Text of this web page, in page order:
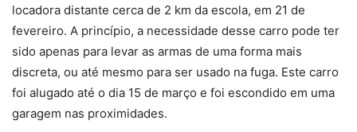
locadora distante cerca de 2 km da escola, em 21 de
fevereiro. A princípio, a necessidade desse carro pode ter
sido apenas para levar as armas de uma forma mais
discreta, ou até mesmo para ser usado na fuga. Este carro
foi alugado até o dia 15 de março e foi escondido em uma
garagem nas proximidades.